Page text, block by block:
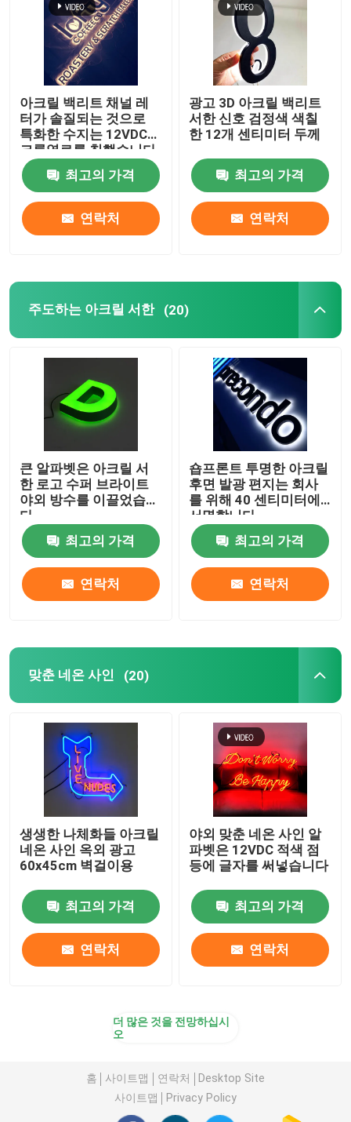
아크릴 백리트 채널 레
터가 솔질되는 것으로
특화한 수지는 12VDC에
크롬염료를 칠했습니다
최고의 가격
연락처
광고 3D 아크릴 백리트
서한 신호 검정색 색칠
한 12개 센티미터 두께
최고의 가격
연락처
주도하는 아크릴 서한 (20)
큰 알파벳은 아크릴 서
한 로고 수퍼 브라이트
야외 방수를 이끌었습니
다
최고의 가격
연락처
숍프론트 투명한 아크릴
후면 발광 편지는 회사
를 위해 40 센티미터에
서명합니다
최고의 가격
연락처
맞춘 네온 사인 (20)
생생한 나체화들 아크릴
네온 사인 옥외 광고
60x45cm 벽걸이용
최고의 가격
연락처
야외 맞춘 네온 사인 알
파벳은 12VDC 적색 점
등에 글자를 써넣습니다
최고의 가격
연락처
더 많은 것을 전망하십시
오
홈 사이트맵 연락처
Desktop Site
사이트맵
Privacy Policy